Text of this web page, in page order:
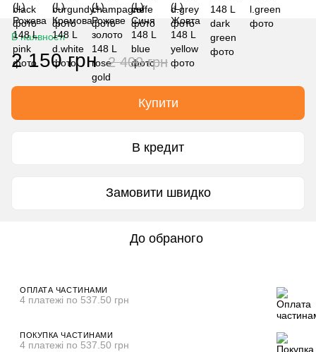
В наявності
2 150 грн 2 400 грн
Купити
В кредит
Замовити швидко
До обраного
ОПЛАТА ЧАСТИНАМИ
4 платежі по 537.50 грн
ПОКУПКА ЧАСТИНАМИ
4 платежі по 537.50 грн